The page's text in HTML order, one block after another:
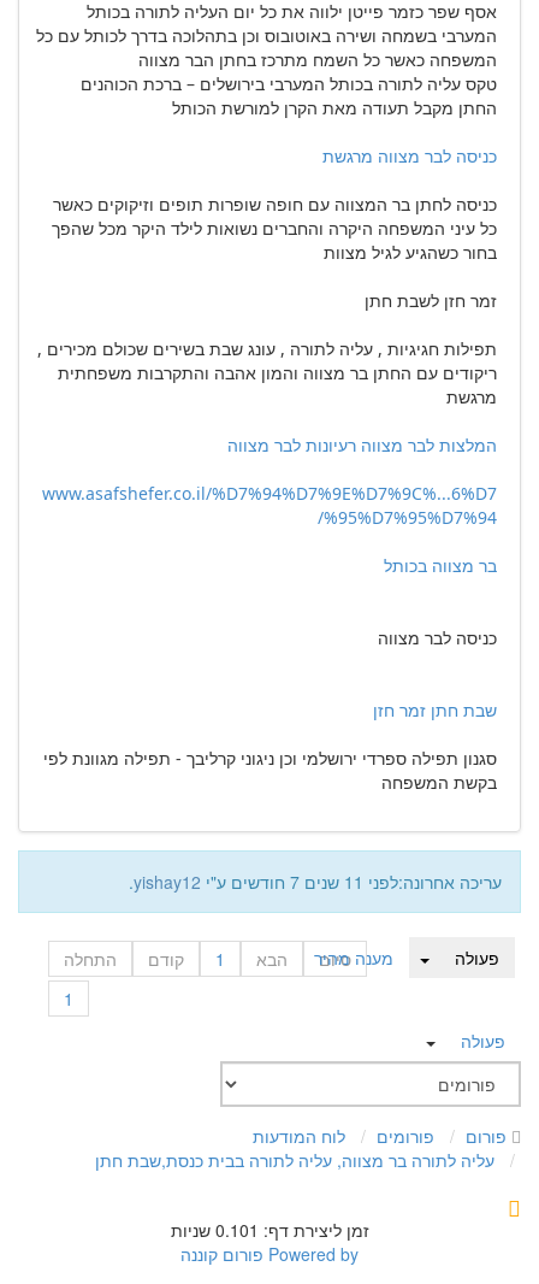
אסף שפר כזמר פייטן ילווה את כל יום העליה לתורה בכותל
המערבי בשמחה ושירה באוטובוס וכן בתהלוכה בדרך לכותל עם כל
המשפחה כאשר כל השמח מתרכז בחתן הבר מצווה
טקס עליה לתורה בכותל המערבי בירושלים – ברכת הכוהנים
החתן מקבל תעודה מאת הקרן למורשת הכותל
כניסה לבר מצווה מרגשת
כניסה לחתן בר המצווה עם חופה שופרות תופים וזיקוקים כאשר
כל עיני המשפחה היקרה והחברים נשואות לילד היקר מכל שהפך
בחור כשהגיע לגיל מצוות
זמר חזן לשבת חתן
תפילות חגיגיות , עליה לתורה , עונג שבת בשירים שכולם מכירים ,
ריקודים עם החתן בר מצווה והמון אהבה והתקרבות משפחתית
מרגשת
המלצות לבר מצווה רעיונות לבר מצווה
www.asafshefer.co.il/%D7%94%D7%9E%D7%9C%...6%D7
%95%D7%95%D7%94/
בר מצווה בכותל
כניסה לבר מצווה
שבת חתן זמר חזן
סגנון תפילה ספרדי ירושלמי וכן ניגוני קרליבך - תפילה מגוונת לפי
בקשת המשפחה
עריכה אחרונה:לפני 11 שנים 7 חודשים ע"י yishay12
.
מענה מהיר פעולה התחלה קודם 1 הבא
סיום
1
פעולה
פורום פורומים
לוח המודעות
עליה לתורה בר מצווה, עליה לתורה בבית כנסת,שבת חתן
זמן ליצירת דף: 0.101 שניות
Powered by פורום קוננה